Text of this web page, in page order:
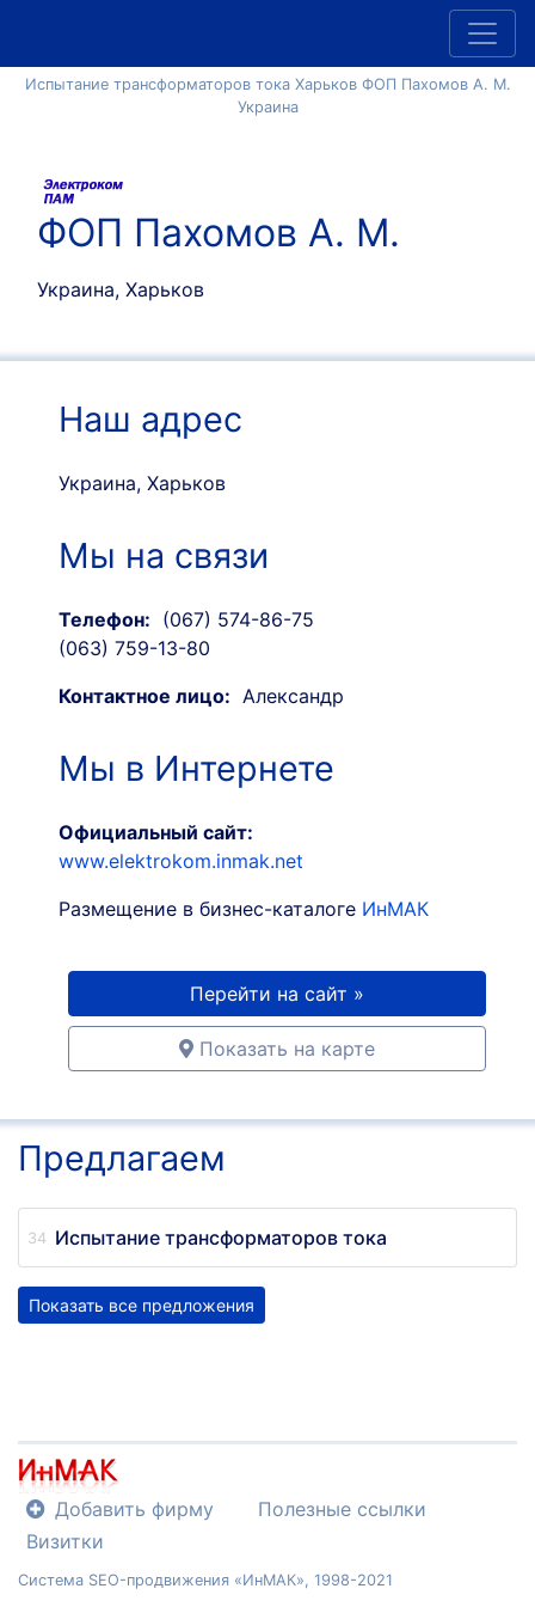
Испытание трансформаторов тока Харьков ФОП Пахомов А. М.
Украина
ФОП Пахомов А. М.
Украина, Харьков
Наш адрес
Украина, Харьков
Мы на связи
Телефон: (067) 574-86-75
(063) 759-13-80
Контактное лицо: Александр
Мы в Интернете
Официальный сайт:
www.elektrokom.inmak.net
Размещение в бизнес-каталоге ИнМАК
Перейти на сайт »
Показать на карте
Предлагаем
Испытание трансформаторов тока
Показать все предложения
Добавить фирму
Полезные ссылки
Визитки
Система SEO-продвижения «ИнМАК», 1998-2021